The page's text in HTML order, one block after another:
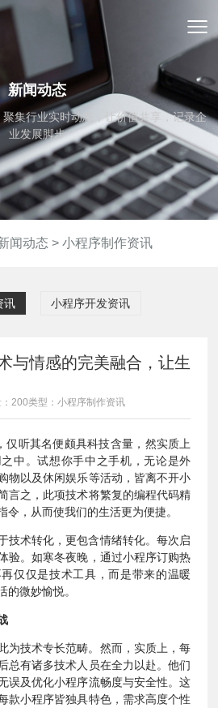
新闻动态
集行业实时动态，让价值共享，记录企
业发展脚步
闻动态 >小程序制作资讯
讯 小程序开发资讯
与情感的完美融合，让生
：200类型：小程序制作资讯
仅听其名便颇具科技含量，然实质上
中。试想你手中之手机，无论是外
物以及休闲娱乐等活动，皆离不开小
言之，此项技术将繁复的编程代码精
令，从而使我们的生活更为便捷。
技术转化，更包含情绪转化。每次启
验。如寒冬夜晚，通过小程序订购热
仅仅是技术工具，而是带来的温暖
的微妙愉悦。
为技术专长范畴。然而，实质上，每
总有诸多技术人员在全力以赴。他们
误及优化小程序流畅度与安全性。这
款小程序皆独具特色，需求高度个性